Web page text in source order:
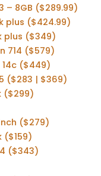
– 8GB ($289.99)
plus ($424.99)
plus ($349)
714 ($579)
($449)
($283 | $369)
($299)
($279)
($159)
($343)